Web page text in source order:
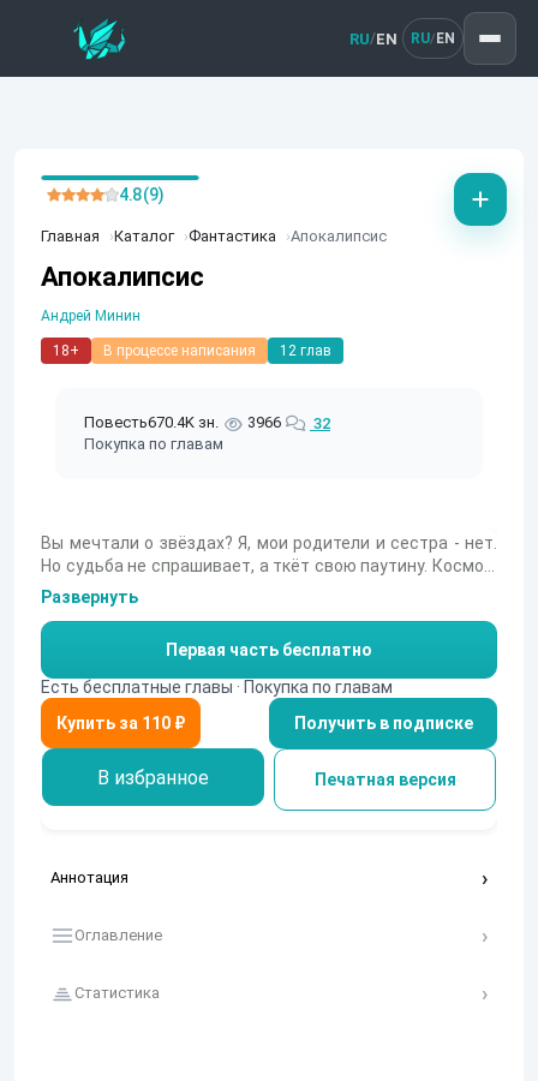
RU/EN RU/ EN
Главная Каталог Фантастика Апокалипсис
Апокалипсис
Андрей Минин
18+ В процессе написания 12 глав
Повесть670.4K зн. 3966
32
Покупка по главам
4.8 (9)
Вы мечтали о звёздах? Я, мои родители и сестра - нет.
Но судьба не спрашивает, а ткёт свою паутину. Космос.
Новые планеты и расы. Радость и горесть. Жителям
Земли силой выселенным с родины придется многое
пережить, прежде чем они найдут для себя тихий
уголок в новом мире.
Развернуть
Первая часть бесплатно
Есть бесплатные главы · Покупка по главам
Получить в подписке
В избранное Печатная версия
Аннотация
Оглавление
Статистика